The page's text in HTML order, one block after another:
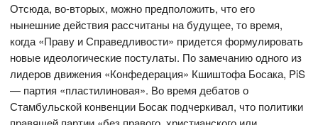
Отсюда, во-вторых, можно предположить, что его
нынешние действия рассчитаны на будущее, то время,
когда «Праву и Справедливости» придется формулировать
новые идеологические постулаты. По замечанию одного из
лидеров движения «Конфедерация» Кшиштофа Босака, PiS
— партия «пластилиновая». Во время дебатов о
Стамбульской конвенции Босак подчеркивал, что политики